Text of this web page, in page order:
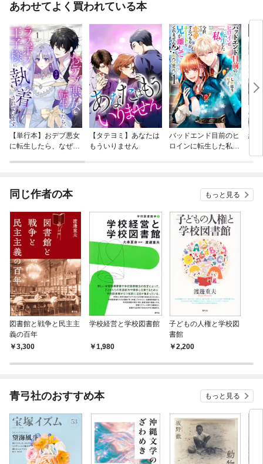
あわせてよく買われている本
【単行本】おデブ悪女
に転生したら、なぜか
【タテヨミ】あなたは
もういりません
バッドエンド目前のヒ
ロインに転生した私、
結
同じ作者の本 もっと見る
図書館と戦争と民主主
義の百年
3,300
学校経営と学校図書館
1,980
子どもの人権と学校図
書館
2,200
青弓社のおすすめ本 もっと見る